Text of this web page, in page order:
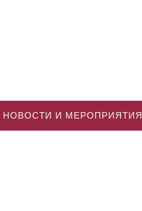
НОВОСТИ И МЕРОПРИЯТИЯ